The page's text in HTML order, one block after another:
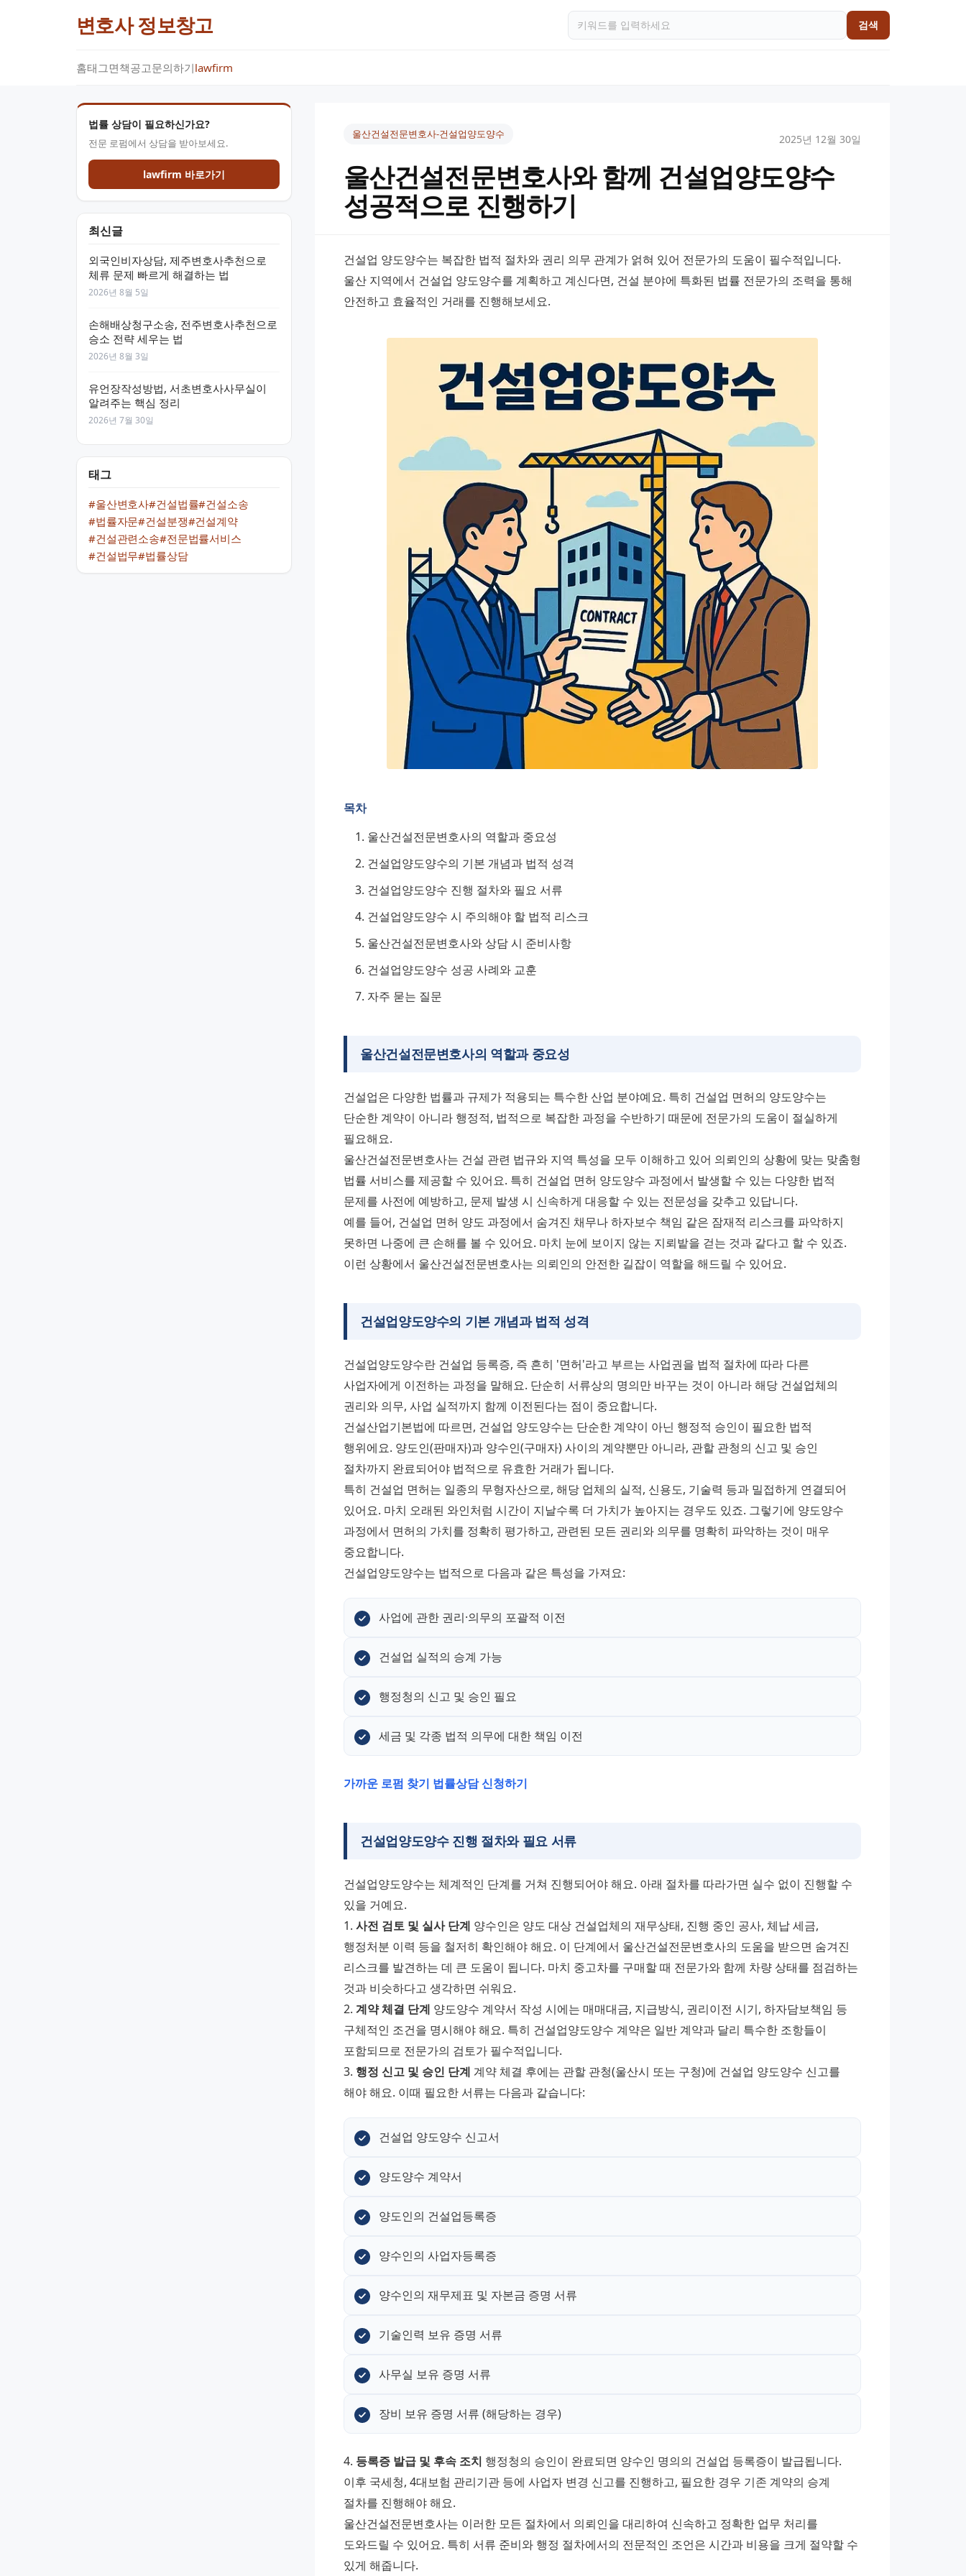
변호사 정보창고 검색
홈태그면책공고문의하기lawfirm
법률 상담이 필요하신가요?
전문 로펌에서 상담을 받아보세요.
lawfirm 바로가기
최신글
외국인비자상담, 제주변호사추천으로
체류 문제 빠르게 해결하는 법
2026년 8월 5일
손해배상청구소송, 전주변호사추천으로
승소 전략 세우는 법
2026년 8월 3일
유언장작성방법, 서초변호사사무실이
알려주는 핵심 정리
2026년 7월 30일
태그
#울산변호사#건설법률#건설소송
#법률자문#건설분쟁#건설계약
#건설관련소송#전문법률서비스
#건설법무#법률상담
울산건설전문변호사-건설업양도양수 2025년 12월 30일
울산건설전문변호사와 함께 건설업양도양수
성공적으로 진행하기
건설업 양도양수는 복잡한 법적 절차와 권리 의무 관계가 얽혀 있어 전문가의 도움이 필수적입니다.
울산 지역에서 건설업 양도양수를 계획하고 계신다면, 건설 분야에 특화된 법률 전문가의 조력을 통해
안전하고 효율적인 거래를 진행해보세요.
목차
울산건설전문변호사의 역할과 중요성
건설업양도양수의 기본 개념과 법적 성격
건설업양도양수 진행 절차와 필요 서류
건설업양도양수 시 주의해야 할 법적 리스크
울산건설전문변호사와 상담 시 준비사항
건설업양도양수 성공 사례와 교훈
자주 묻는 질문
울산건설전문변호사의 역할과 중요성
건설업은 다양한 법률과 규제가 적용되는 특수한 산업 분야예요. 특히 건설업 면허의 양도양수는
단순한 계약이 아니라 행정적, 법적으로 복잡한 과정을 수반하기 때문에 전문가의 도움이 절실하게
필요해요.
울산건설전문변호사는 건설 관련 법규와 지역 특성을 모두 이해하고 있어 의뢰인의 상황에 맞는 맞춤형
법률 서비스를 제공할 수 있어요. 특히 건설업 면허 양도양수 과정에서 발생할 수 있는 다양한 법적
문제를 사전에 예방하고, 문제 발생 시 신속하게 대응할 수 있는 전문성을 갖추고 있답니다.
예를 들어, 건설업 면허 양도 과정에서 숨겨진 채무나 하자보수 책임 같은 잠재적 리스크를 파악하지
못하면 나중에 큰 손해를 볼 수 있어요. 마치 눈에 보이지 않는 지뢰밭을 걷는 것과 같다고 할 수 있죠.
이런 상황에서 울산건설전문변호사는 의뢰인의 안전한 길잡이 역할을 해드릴 수 있어요.
건설업양도양수의 기본 개념과 법적 성격
건설업양도양수란 건설업 등록증, 즉 흔히 '면허'라고 부르는 사업권을 법적 절차에 따라 다른
사업자에게 이전하는 과정을 말해요. 단순히 서류상의 명의만 바꾸는 것이 아니라 해당 건설업체의
권리와 의무, 사업 실적까지 함께 이전된다는 점이 중요합니다.
건설산업기본법에 따르면, 건설업 양도양수는 단순한 계약이 아닌 행정적 승인이 필요한 법적
행위에요. 양도인(판매자)과 양수인(구매자) 사이의 계약뿐만 아니라, 관할 관청의 신고 및 승인
절차까지 완료되어야 법적으로 유효한 거래가 됩니다.
특히 건설업 면허는 일종의 무형자산으로, 해당 업체의 실적, 신용도, 기술력 등과 밀접하게 연결되어
있어요. 마치 오래된 와인처럼 시간이 지날수록 더 가치가 높아지는 경우도 있죠. 그렇기에 양도양수
과정에서 면허의 가치를 정확히 평가하고, 관련된 모든 권리와 의무를 명확히 파악하는 것이 매우
중요합니다.
건설업양도양수는 법적으로 다음과 같은 특성을 가져요:
사업에 관한 권리·의무의 포괄적 이전
건설업 실적의 승계 가능
행정청의 신고 및 승인 필요
세금 및 각종 법적 의무에 대한 책임 이전
가까운 로펌 찾기 법률상담 신청하기
건설업양도양수 진행 절차와 필요 서류
건설업양도양수는 체계적인 단계를 거쳐 진행되어야 해요. 아래 절차를 따라가면 실수 없이 진행할 수
있을 거예요.
1. 사전 검토 및 실사 단계 양수인은 양도 대상 건설업체의 재무상태, 진행 중인 공사, 체납 세금,
행정처분 이력 등을 철저히 확인해야 해요. 이 단계에서 울산건설전문변호사의 도움을 받으면 숨겨진
리스크를 발견하는 데 큰 도움이 됩니다. 마치 중고차를 구매할 때 전문가와 함께 차량 상태를 점검하는
것과 비슷하다고 생각하면 쉬워요.
2. 계약 체결 단계 양도양수 계약서 작성 시에는 매매대금, 지급방식, 권리이전 시기, 하자담보책임 등
구체적인 조건을 명시해야 해요. 특히 건설업양도양수 계약은 일반 계약과 달리 특수한 조항들이
포함되므로 전문가의 검토가 필수적입니다.
3. 행정 신고 및 승인 단계 계약 체결 후에는 관할 관청(울산시 또는 구청)에 건설업 양도양수 신고를
해야 해요. 이때 필요한 서류는 다음과 같습니다:
건설업 양도양수 신고서
양도양수 계약서
양도인의 건설업등록증
양수인의 사업자등록증
양수인의 재무제표 및 자본금 증명 서류
기술인력 보유 증명 서류
사무실 보유 증명 서류
장비 보유 증명 서류 (해당하는 경우)
4. 등록증 발급 및 후속 조치 행정청의 승인이 완료되면 양수인 명의의 건설업 등록증이 발급됩니다.
이후 국세청, 4대보험 관리기관 등에 사업자 변경 신고를 진행하고, 필요한 경우 기존 계약의 승계
절차를 진행해야 해요.
울산건설전문변호사는 이러한 모든 절차에서 의뢰인을 대리하여 신속하고 정확한 업무 처리를
도와드릴 수 있어요. 특히 서류 준비와 행정 절차에서의 전문적인 조언은 시간과 비용을 크게 절약할 수
있게 해줍니다.